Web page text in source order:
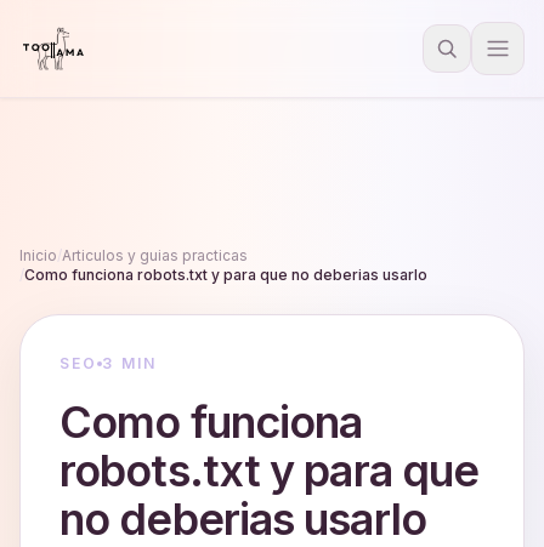
Inicio Articulos y guias practicas
Como funciona robots.txt y para que no deberias usarlo
SEO 3 MIN
Como funciona
robots.txt y para que
no deberias usarlo